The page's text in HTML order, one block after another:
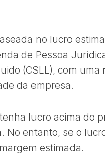
no lucro
de Pessoa
(CSLL), com uma
da empresa.
lucro acima do
No entanto, se o
estimada.